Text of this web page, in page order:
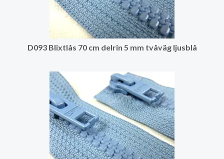
D093 Blixtlås 70 cm delrin 5 mm tvåväg ljusblå